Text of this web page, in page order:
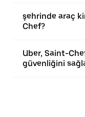
şehrinde araç
Chef?
Uber, Saint-
güvenliğini